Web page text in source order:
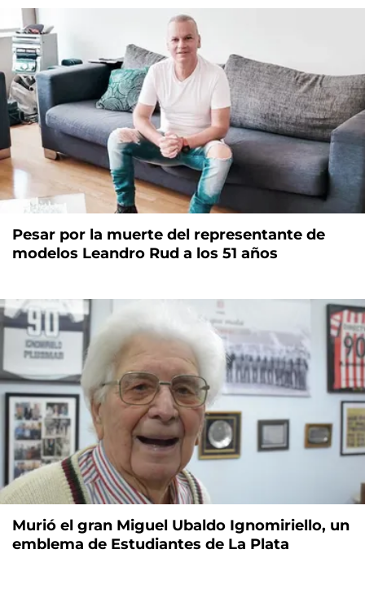
Pesar por la muerte del representante de
modelos Leandro Rud a los 51 años
Murió el gran Miguel Ubaldo Ignomiriello, un
emblema de Estudiantes de La Plata